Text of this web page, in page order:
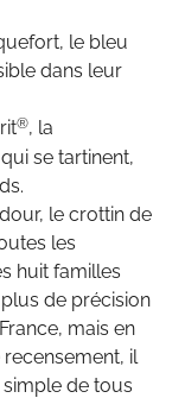
le bleu
dans leur
®, la
se tartinent,
le crottin de
les
huit familles
de précision
mais en
recensement, il
simple de tous